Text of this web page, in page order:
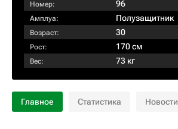
Номер: 96
Амплуа: Полузащитник
Возраст: 30
Рост: 170 см
Вес: 73 кг
Главное Статистика Новости